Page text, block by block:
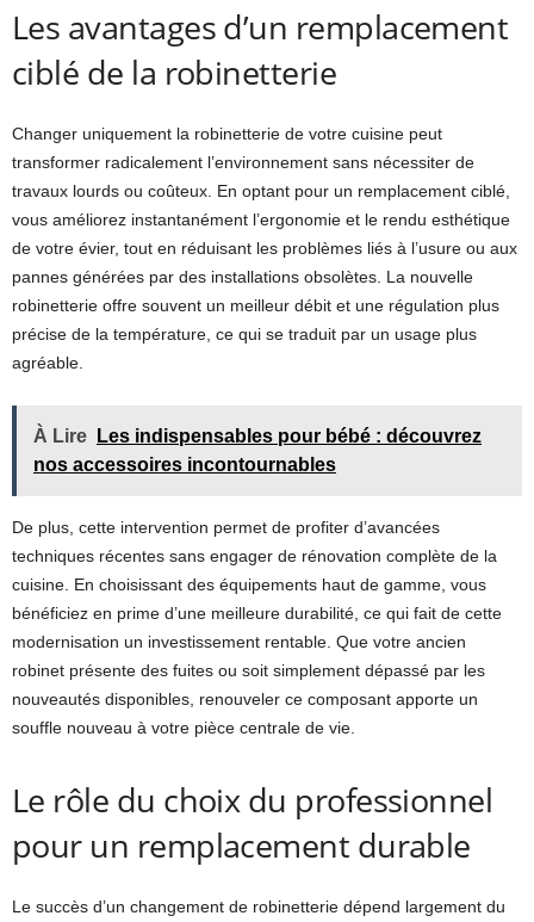
Les avantages d’un remplacement
ciblé de la robinetterie
Changer uniquement la robinetterie de votre cuisine peut
transformer radicalement l’environnement sans nécessiter de
travaux lourds ou coûteux. En optant pour un remplacement ciblé,
vous améliorez instantanément l’ergonomie et le rendu esthétique
de votre évier, tout en réduisant les problèmes liés à l’usure ou aux
pannes générées par des installations obsolètes. La nouvelle
robinetterie offre souvent un meilleur débit et une régulation plus
précise de la température, ce qui se traduit par un usage plus
agréable.
À Lire
Les indispensables pour bébé : découvrez
nos accessoires incontournables
De plus, cette intervention permet de profiter d’avancées
techniques récentes sans engager de rénovation complète de la
cuisine. En choisissant des équipements haut de gamme, vous
bénéficiez en prime d’une meilleure durabilité, ce qui fait de cette
modernisation un investissement rentable. Que votre ancien
robinet présente des fuites ou soit simplement dépassé par les
nouveautés disponibles, renouveler ce composant apporte un
souffle nouveau à votre pièce centrale de vie.
Le rôle du choix du professionnel
pour un remplacement durable
Le succès d’un changement de robinetterie dépend largement du